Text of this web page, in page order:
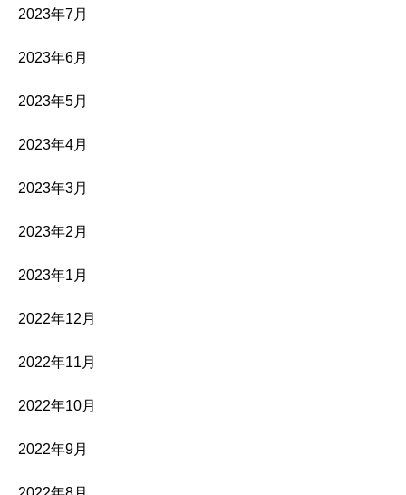
2023年7月
2023年6月
2023年5月
2023年4月
2023年3月
2023年2月
2023年1月
2022年12月
2022年11月
2022年10月
2022年9月